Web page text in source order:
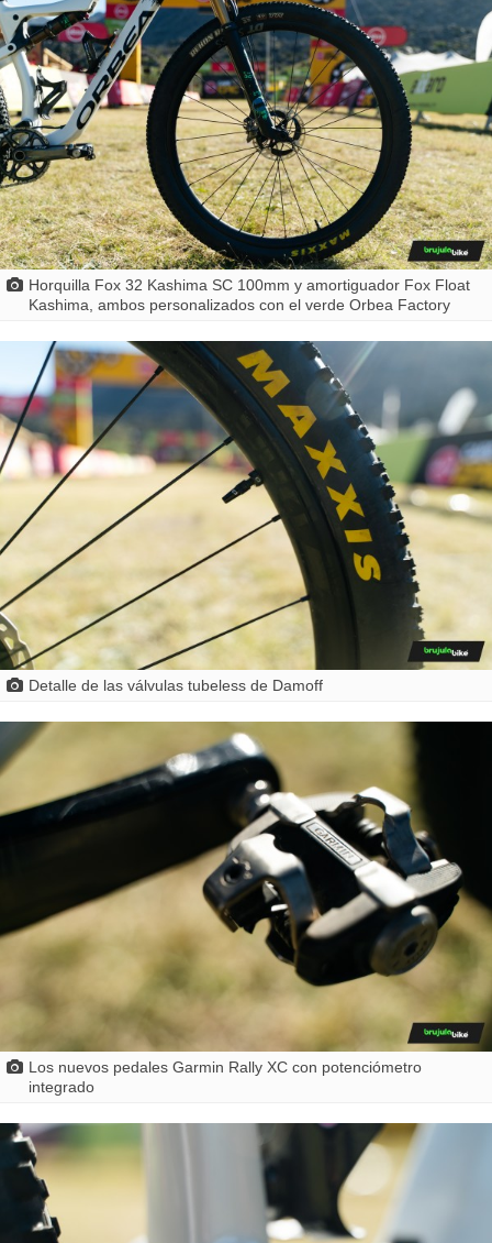
Horquilla Fox 32 Kashima SC 100mm y amortiguador Fox Float
Kashima, ambos personalizados con el verde Orbea Factory
Detalle de las válvulas tubeless de Damoff
Los nuevos pedales Garmin Rally XC con potenciómetro
integrado